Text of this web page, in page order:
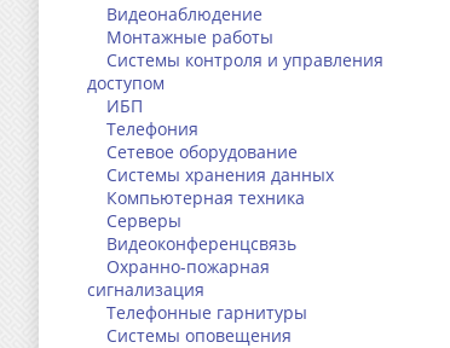
Видеонаблюдение
Монтажные работы
Системы контроля и управления
доступом
ИБП
Телефония
Сетевое оборудование
Системы хранения данных
Компьютерная техника
Серверы
Видеоконференцсвязь
Охранно-пожарная
сигнализация
Телефонные гарнитуры
Системы оповещения